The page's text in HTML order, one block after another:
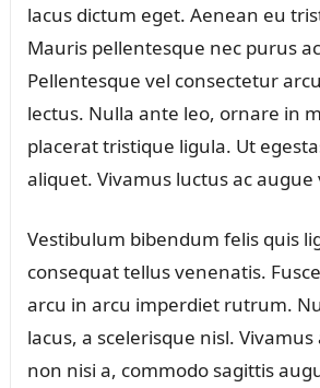
lacus dictum eget. Aenean eu
Mauris pellentesque nec purus
Pellentesque vel consectetur
lectus. Nulla ante leo, ornare in
placerat tristique ligula. Ut
aliquet. Vivamus luctus ac augue
Vestibulum bibendum felis quis
consequat tellus venenatis.
arcu in arcu imperdiet rutrum.
lacus, a scelerisque nisl.
non nisi a, commodo sagittis